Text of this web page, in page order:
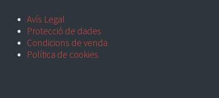
Avís Legal
Protecció de dades
Condicions de venda
Política de cookies